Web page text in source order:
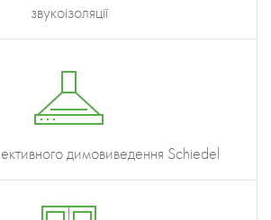
звукоізоляції
димовиведення Schiedel